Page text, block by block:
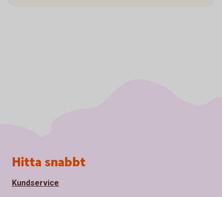
Sidfot
Hitta snabbt
Kundservice